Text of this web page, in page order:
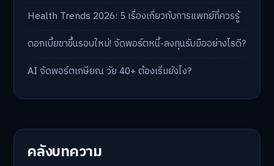
Health Trends 2026: 5 เรื่องเกี่ยวกับการแพทย์ที่ควรรู้
ดอกเบี้ยขาขึ้นรอบใหม่! จัดพอร์ตหนี้-ลงทุนรับมืออย่างไรดี?
AI จัดพอร์ตเกษียณ วัย 40+ ต้องเริ่มยังไง?
คลังบทความ